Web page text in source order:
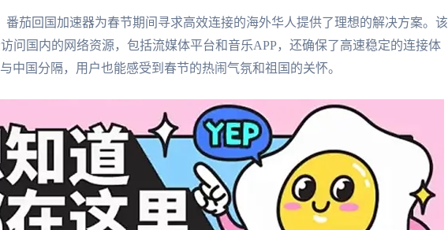
番茄回国加速器为春节期间寻求高效连接的海外华人提供了理想的解决方案。该
问国内的网络资源，包括流媒体平台和音乐APP，还确保了高速稳定的连接体
中国分隔，用户也能感受到春节的热闹气氛和祖国的关怀。